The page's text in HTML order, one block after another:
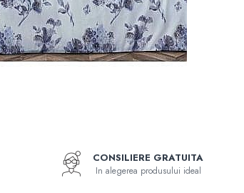
CONSILIERE GRATUITA
In alegerea produsului ideal